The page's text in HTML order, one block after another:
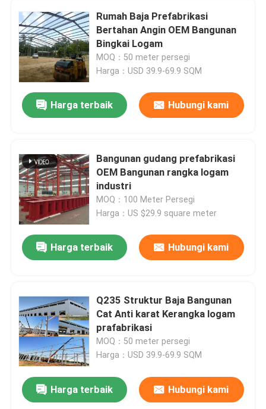
Rumah Baja Prefabrikasi
Bertahan Angin OEM Bangunan
Bingkai Logam
MOQ：50 meter persegi
Harga：USD 39.9-69.9 SQM
Harga terbaik Hubungi kami
Bangunan gudang prefabrikasi
OEM Bangunan rangka logam
industri
MOQ：100 Meter Persegi
Harga：US $29.9 square meter
Harga terbaik Hubungi kami
Q235 Struktur Baja Bangunan
Cat Anti karat Kerangka logam
prafabrikasi
MOQ：50 meter persegi
Harga：USD 39.9-69.9 SQM
Harga terbaik Hubungi kami